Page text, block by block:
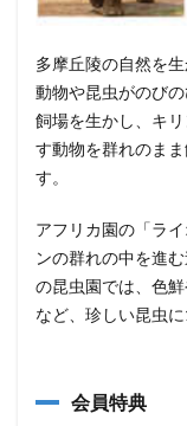
多摩丘陵の自然を
動物や昆虫がのび
飼場を生かし、キ
す動物を群れのま
す。
アフリカ園の「ラ
ンの群れの中を進
の昆虫園では、色
など、珍しい昆虫に
会員特典